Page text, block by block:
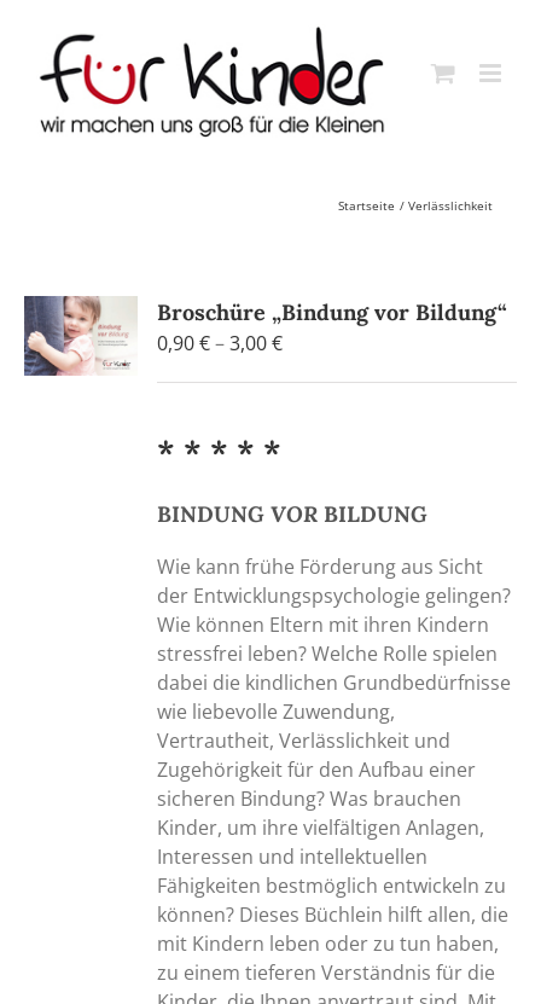
content
Startseite Verlässlichkeit
Broschüre „Bindung vor Bildung“
0,90€–3,00€Preisspanne:
* * * * *
BINDUNGVOR BILDUNG
Wie kann frühe Förderung aus Sicht
der Entwicklungspsychologie gelingen?
Wie können Eltern mit ihren Kindern
stressfrei leben? Welche Rolle spielen
dabei die kindlichen Grundbedürfnisse
wie liebevolle Zuwendung,
Vertrautheit, Verlässlichkeit und
Zugehörigkeit für den Aufbau einer
sicheren Bindung? Was brauchen
Kinder, um ihre vielfältigen Anlagen,
Interessen und intellektuellen
Fähigkeiten bestmöglich entwickeln zu
können? Dieses Büchlein hilft allen, die
mit Kindern leben oder zu tun haben,
zu einem tieferen Verständnis für die